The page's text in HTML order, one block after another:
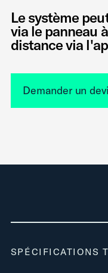
Le système
via le panneau
distance via
Demander un
SPÉCIFICATIONS